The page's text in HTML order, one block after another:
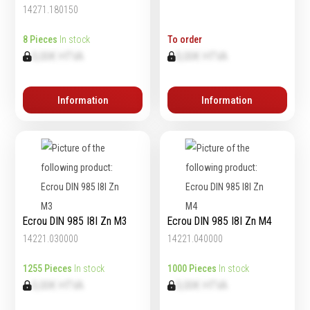
Épaissimètre
Burins
Scies cloches & fraises
cylindrique
Fraises à carotter
Lames de scie
Filetage
Polissage
Meulage
Outillage diamanté
Brosses métalliques
14271.180150
8 Pieces In stock
0,00€ HTVA
Information
To order
Information
Ecrou DIN 985 I8I Zn M3
14221.030000
1255 Pieces In stock
0,00€ HTVA
Ecrou DIN 985 I8I Zn M4
14221.040000
1000 Pieces In stock